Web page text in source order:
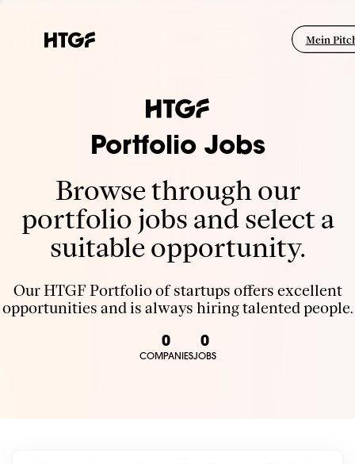
Mein
Portfolio Jobs
Browse through our
portfolio jobs and select a
suitable opportunity.
Our HTGF Portfolio of startups offers excellent
opportunities and is always hiring talented people.
0
COMPANIES
0
JOBS